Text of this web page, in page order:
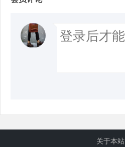
关于本站